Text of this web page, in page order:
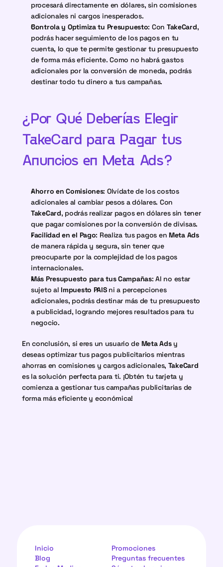
procesará directamente en dólares, sin comisiones
adicionales ni cargos inesperados.
Controla y Optimiza tu Presupuesto: Con TakeCard,
podrás hacer seguimiento de los pagos en tu
cuenta, lo que te permite gestionar tu presupuesto
de forma más eficiente. Como no habrá gastos
adicionales por la conversión de moneda, podrás
destinar todo tu dinero a tus campañas.
¿Por Qué Deberías Elegir
TakeCard para Pagar tus
Anuncios en Meta Ads?
Ahorro en Comisiones: Olvídate de los costos
TakeCard, podrás realizar pagos en dólares sin tener
que pagar comisiones por la conversión de divisas.
Facilidad en el Pago: Realiza tus pagos en Meta Ads
de manera rápida y segura, sin tener que
preocuparte por la complejidad de los pagos
internacionales.
Más Presupuesto para tus Campañas: Al no estar
sujeto al Impuesto PAIS ni a percepciones
adicionales, podrás destinar más de tu presupuesto
a publicidad, logrando mejores resultados para tu
negocio.
En conclusión, si eres un usuario de Meta Ads y
deseas optimizar tus pagos publicitarios mientras
ahorras en comisiones y cargos adicionales, TakeCard
es la solución perfecta para ti. ¡Obtén tu tarjeta y
comienza a gestionar tus campañas publicitarias de
forma más eficiente y económica!
Inicio
Blog
Promociones
Preguntas frecuentes